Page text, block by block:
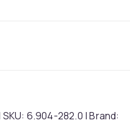
6.904-282.0 | Brand: